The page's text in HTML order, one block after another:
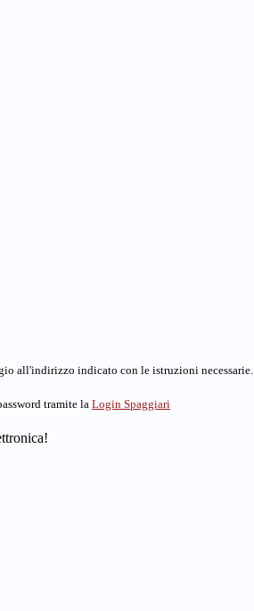
all'indirizzo indicato con le istruzioni necessarie.
tramite la Login Spaggiari